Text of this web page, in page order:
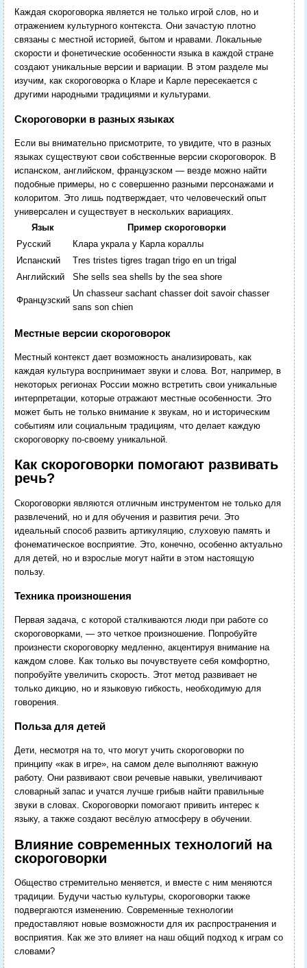
Каждая скороговорка является не только игрой слов, но и
отражением культурного контекста. Они зачастую плотно
связаны с местной историей, бытом и нравами. Локальные
скорости и фонетические особенности языка в каждой стране
создают уникальные версии и вариации. В этом разделе мы
изучим, как скороговорка о Кларе и Карле пересекается с
другими народными традициями и культурами.
Скороговорки в разных языках
Если вы внимательно присмотрите, то увидите, что в разных
языках существуют свои собственные версии скороговорок. В
испанском, английском, французском — везде можно найти
подобные примеры, но с совершенно разными персонажами и
колоритом. Это лишь подтверждает, что человеческий опыт
универсален и существует в нескольких вариациях.
Язык
Пример скороговорки
Русский
Клара украла у Карла кораллы
Испанский
Tres tristes tigres tragan trigo en un trigal
Английский
She sells sea shells by the sea shore
Французский
Un chasseur sachant chasser doit savoir chasser
sans son chien
Местные версии скороговорок
Местный контекст дает возможность анализировать, как
каждая культура воспринимает звуки и слова. Вот, например, в
некоторых регионах России можно встретить свои уникальные
интерпретации, которые отражают местные особенности. Это
может быть не только внимание к звукам, но и историческим
событиям или социальным традициям, что делает каждую
скороговорку по-своему уникальной.
Как скороговорки помогают развивать
речь?
Скороговорки являются отличным инструментом не только для
развлечений, но и для обучения и развития речи. Это
идеальный способ развить артикуляцию, слуховую память и
фонематическое восприятие. Это, конечно, особенно актуально
для детей, но и взрослые могут найти в этом настоящую
пользу.
Техника произношения
Первая задача, с которой сталкиваются люди при работе со
скороговорками, — это четкое произношение. Попробуйте
произнести скороговорку медленно, акцентируя внимание на
каждом слове. Как только вы почувствуете себя комфортно,
попробуйте увеличить скорость. Этот метод развивает не
только дикцию, но и языковую гибкость, необходимую для
говорения.
Польза для детей
Дети, несмотря на то, что могут учить скороговорки по
принципу «как в игре», на самом деле выполняют важную
работу. Они развивают свои речевые навыки, увеличивают
словарный запас и учатся лучше грибыв найти правильные
звуки в словах. Скороговорки помогают привить интерес к
языку, а также создают весёлую атмосферу в обучении.
Влияние современных технологий на
скороговорки
Общество стремительно меняется, и вместе с ним меняются
традиции. Будучи частью культуры, скороговорки также
подвергаются изменению. Современные технологии
предоставляют новые возможности для их распространения и
восприятия. Как же это влияет на наш общий подход к играм со
словами?